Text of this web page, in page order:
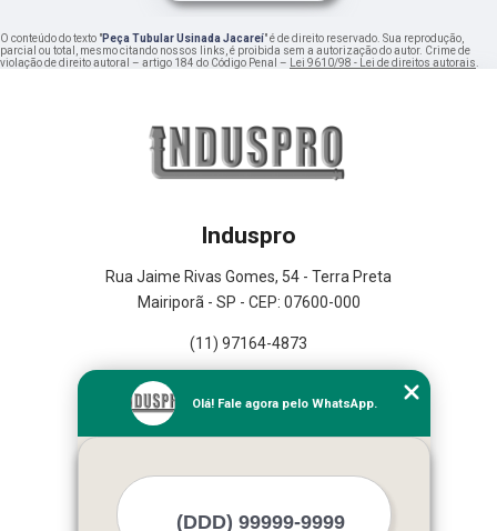
O conteúdo do texto "Peça Tubular Usinada Jacareí" é de direito reservado. Sua reprodução,
parcial ou total, mesmo citando nossos links, é proibida sem a autorização do autor. Crime de
violação de direito autoral – artigo 184 do Código Penal – Lei 9610/98 - Lei de direitos autorais.
Induspro
Rua Jaime Rivas Gomes, 54 - Terra Preta
Mairiporã - SP - CEP: 07600-000
(11) 97164-4873
Empresa
Missão
Mapa do site
Olá! Fale agora pelo WhatsApp.